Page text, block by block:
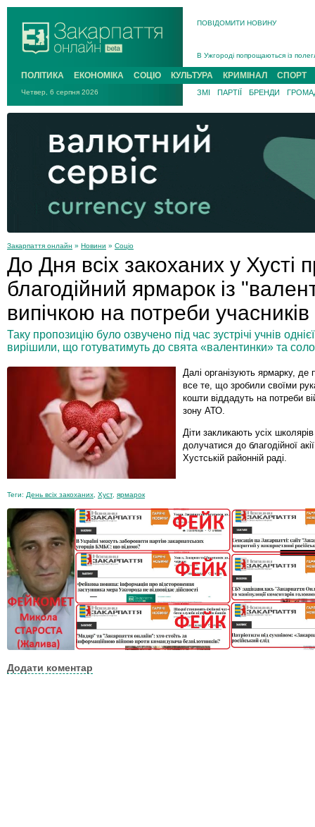
ПОВІДОМИТИ НОВИНУ
В Ужгороді попрощаються із
В Ужгороді 5 серпня
Підтвердили загибель
На війні з рф поліг військовий з
На Хустщині внаслідок ДТП за
Інструктора районного ТЦК на
ПОЛІТИКА ЕКОНОМІКА СОЦІО КУЛЬТУРА КРИМІНАЛ СПОРТ
Четвер, 6 серпня 2026 ЗМІ ПАРТІЇ БРЕНДИ
Закарпаття онлайн » Новини » Соціо
До Дня всіх закоханих у Хусті
благодійний ярмарок із
випічкою на потреби
Таку пропозицію було озвучено під час зустрічі учнів
вирішили, що готуватимуть до свята «валентинки» та
Далі організують ярмарку, де
все те, що зробили своїми
кошти віддадуть на потреби
зону АТО.
Діти закликають усіх
долучатися до благодійної
Хустській районній раді.
Теги: День всіх закоханих Хуст, ярмарок
Додати коментар